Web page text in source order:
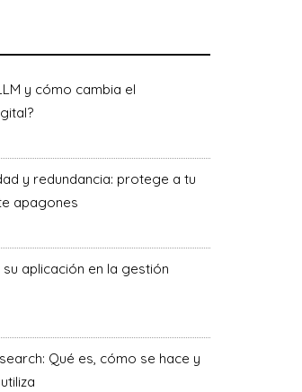
y cómo cambia el
y redundancia: protege a tu
apagones
su aplicación en la gestión
Qué es, cómo se hace y